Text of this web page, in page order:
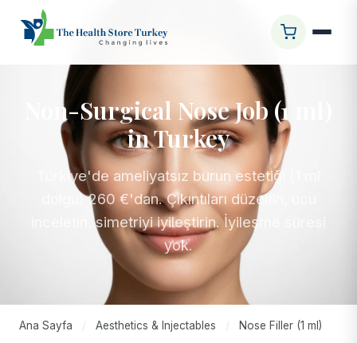
Non-Surgical Nose Job (1 ml)
in Turkey
Türkiye'de ameliyatsız burun estetiği (1 ml
dolgu) 260 €'dan. Çıkıntıları düzeltin, ucu
inceletin, simetriyi iyileştirin. İyileşme süresi
yok.
Ana Sayfa / Aesthetics & Injectables / Nose Filler (1 ml)